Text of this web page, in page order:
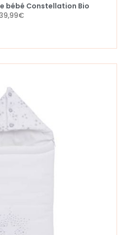
bébé Constellation Bio
€